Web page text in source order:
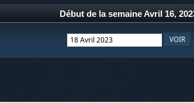
Début de la semaine Avril 16,